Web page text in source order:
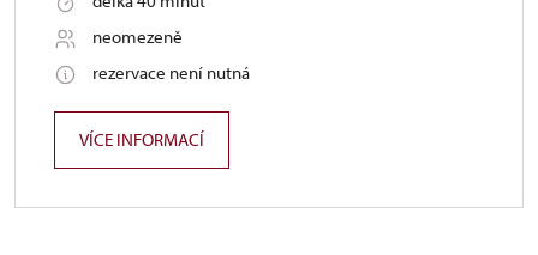
neomezeně
rezervace není nutná
VÍCE INFORMACÍ